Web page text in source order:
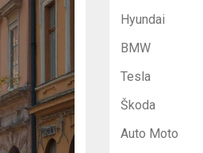
Hyundai
BMW
Tesla
Škoda
Auto Moto